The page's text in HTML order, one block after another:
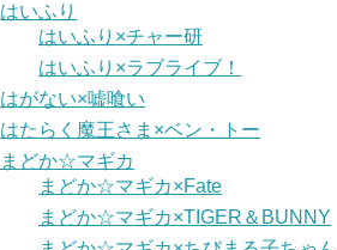
はいふり
はいふり×チャー研
はいふり×ラブライブ！
はがない×嘘喰い
はたらく魔王さま×ベン・トー
まどか☆マギカ
まどか☆マギカ×Fate
まどか☆マギカ×TIGER＆BUNNY